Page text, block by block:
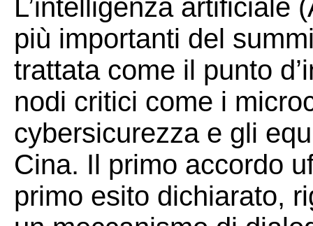
L’intelligenza artificiale
più importanti del
trattata come il punto
nodi critici come i
cybersicurezza e gli
Cina. Il primo accordo
primo esito dichiarato,